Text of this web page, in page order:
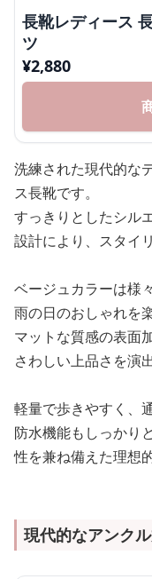
長靴レディース
ツ
¥2,880
洗練された現代的な
ス長靴です。
すっきりとしたシル
設計により、スタイ
ベージュカラーは様
雨の日のおしゃれを
マットな質感の表面
さわしい上品さを演
軽量で歩きやすく、
防水機能もしっかり
性を兼ね備えた理想
現代的なアンク